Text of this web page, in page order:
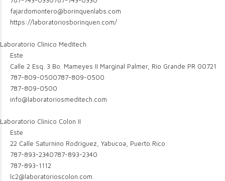
fajardomontero@borinquenlabs.com
https://laboratoriosborinquen.com/
Laboratorio Clinico Meditech
Este
Calle 2 Esq. 3 Bo. Mameyes II Marginal Palmer, Rio Grande PR 00721
787-809-0500787-809-0500
787-809-0500
info@laboratoriosmeditech.com
Laboratorio Clinico Colon II
Este
22 Calle Saturnino Rodriguez, Yabucoa, Puerto Rico
787-893-2340787-893-2340
787-893-1112
lc2@laboratorioscolon.com